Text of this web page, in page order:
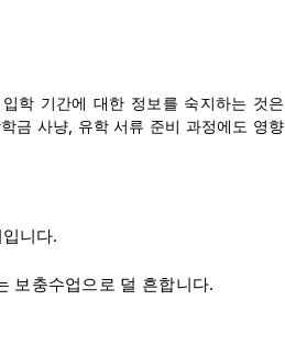
학 기간에 대한 정보를 숙지하는 것은
금 사냥, 유학 서류 준비 과정에도 영향
니다.
보충수업으로 덜 흔합니다.